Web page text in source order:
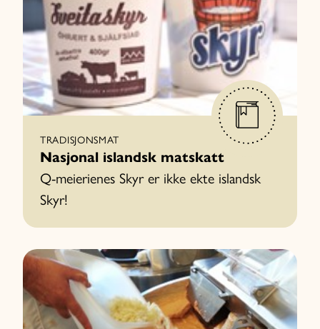
TRADISJONSMAT
Nasjonal islandsk matskatt
Q-meierienes Skyr er ikke ekte islandsk
Skyr!